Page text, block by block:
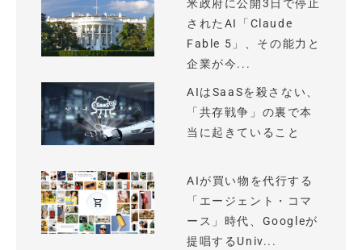
米政府に公開3日で停止
されたAI「Claude
Fable 5」、その能力と
企業が今...
AIはSaaSを殺さない、
「共存戦争」の裏で本
当に起きていること
AIが買い物を代行する
「エージェント・コマ
ース」時代、Googleが
提唱するUniv...